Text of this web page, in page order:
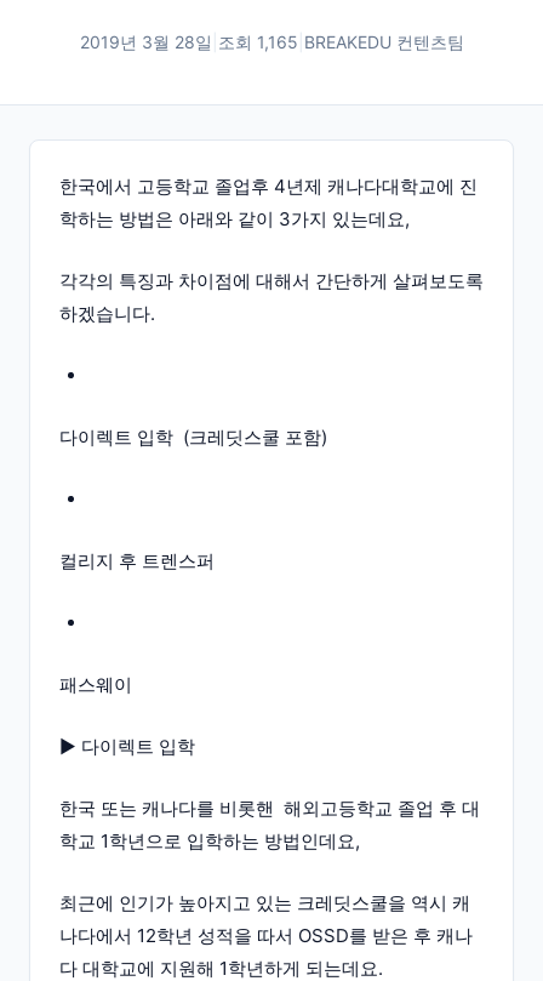
2019년 3월 28일 조회 1,165 BREAKEDU 컨텐츠팀
한국에서 고등학교 졸업후 4년제 캐나다대학교에 진
학하는 방법은 아래와 같이 3가지 있는데요,
각각의 특징과 차이점에 대해서 간단하게 살펴보도록
하겠습니다.
다이렉트 입학 (크레딧스쿨 포함)
컬리지 후 트렌스퍼
패스웨이
▶ 다이렉트 입학
한국 또는 캐나다를 비롯핸 해외고등학교 졸업 후 대
학교 1학년으로 입학하는 방법인데요,
최근에 인기가 높아지고 있는 크레딧스쿨을 역시 캐
나다에서 12학년 성적을 따서 OSSD를 받은 후 캐나
다 대학교에 지원해 1학년하게 되는데요.